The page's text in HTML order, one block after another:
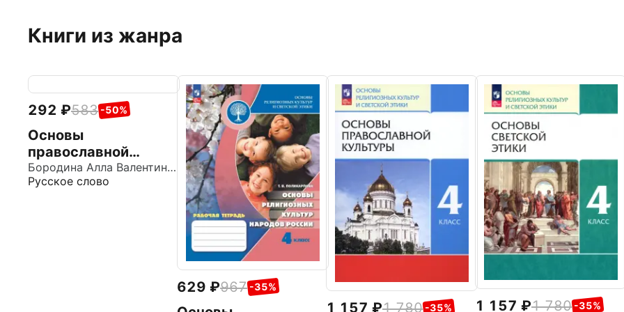
Книги из жанра
292 583 -50%
Основы
православной
культуры. 4 класс.
Рабочая тетрадь к
Бородина Алла Валентиновна
Русское слово
629 967 -35%
1 157 1 780 -35% 1 157 1 780 -35%